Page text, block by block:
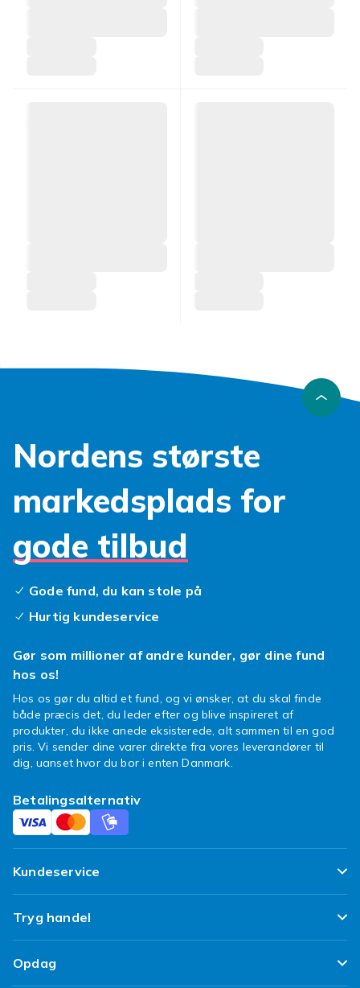
Nordens største
markedsplads for
gode tilbud
Gode fund, du kan stole på
Hurtig kundeservice
Gør som millioner af andre kunder, gør dine fund
hos os!
Hos os gør du altid et fund, og vi ønsker, at du skal finde
både præcis det, du leder efter og blive inspireret af
produkter, du ikke anede eksisterede, alt sammen til en god
pris. Vi sender dine varer direkte fra vores leverandører til
dig, uanset hvor du bor i enten Danmark.
Betalingsalternativ
Kundeservice
Ofte stillede spørgsmål
Spor min pakke
Levering
Tryg handel
Tilfredshedsgaranti
Opdag